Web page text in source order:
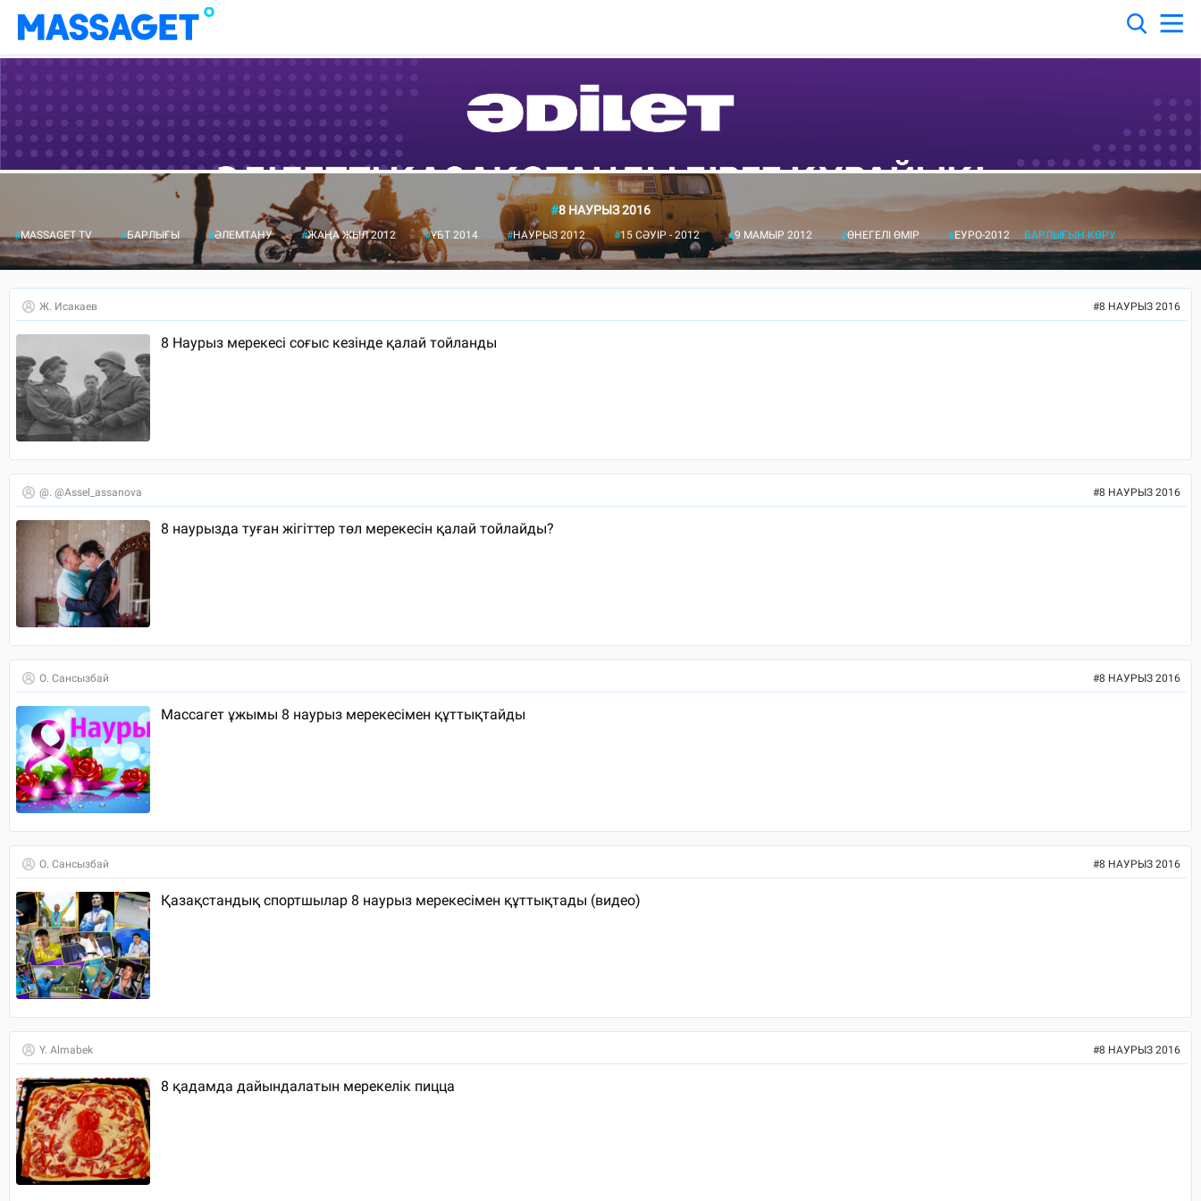
#8 НАУРЫЗ 2016
#MASSAGET TV #БАРЛЫҒЫ #ӘЛЕМТАНУ #ЖАҢА ЖЫЛ 2012 #ҰБТ 2014 #НАУРЫЗ 2012 #15 СӘУІР - 2012 #9 МАМЫР 2012 #ӨНЕГЕЛІ ӨМІР #ЕУРО-2012 БАРЛЫҒЫН КӨРУ
Ж. Исакаев #8 НАУРЫЗ 2016
8 Наурыз мерекесі соғыс кезінде қалай тойланды
@. @assel_assanova #8 НАУРЫЗ 2016
8 наурызда туған жігіттер төл мерекесін қалай тойлайды?
О. Сансызбай #8 НАУРЫЗ 2016
Массагет ұжымы 8 наурыз мерекесімен құттықтайды
О. Сансызбай #8 НАУРЫЗ 2016
Қазақстандық спортшылар 8 наурыз мерекесімен құттықтады (видео)
Y. Almabek #8 НАУРЫЗ 2016
8 қадамда дайындалатын мерекелік пицца